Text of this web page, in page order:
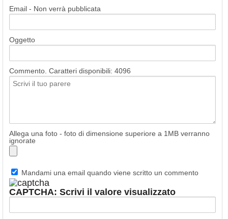
Email - Non verrà pubblicata
Oggetto
Commento. Caratteri disponibili: 4096
Allega una foto - foto di dimensione superiore a 1MB verranno
ignorate
Mandami una email quando viene scritto un commento
CAPTCHA: Scrivi il valore visualizzato